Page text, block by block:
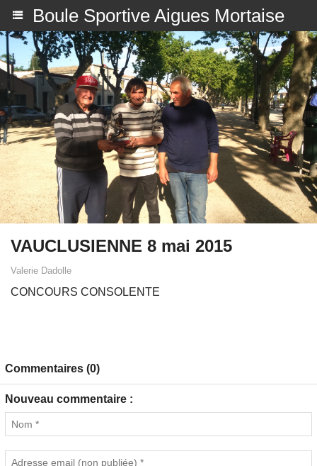
Boule Sportive Aigues Mortaise
VAUCLUSIENNE 8 mai 2015
Valerie Dadolle
CONCOURS CONSOLENTE
Commentaires (0)
Nouveau commentaire :